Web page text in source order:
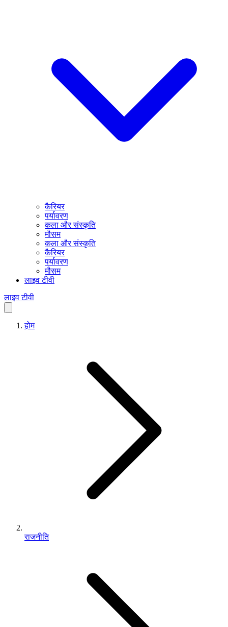
कैरियर
पर्यावरण
कला और संस्कृति
मौसम
कला और संस्कृति
कैरियर
पर्यावरण
मौसम
लाइव टीवी
लाइव टीवी
होम
राजनीति